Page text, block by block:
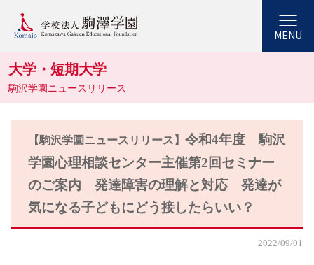
MENU
大学・短期大学
駒沢学園ニュースリリース
【駒沢学園ニュースリリース】 令和4年度 駒沢
学園心理相談センター主催第2回セミナー
のご案内 発達障害の理解と対応 発達が
気になる子どもにどう接したらいい？
2022/09/01